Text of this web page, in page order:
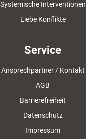
Systemische Interventionen
Liebe Konflikte
Service
Ansprechpartner / Kontakt
AGB
Barrierefreiheit
Datenschutz
Impressum